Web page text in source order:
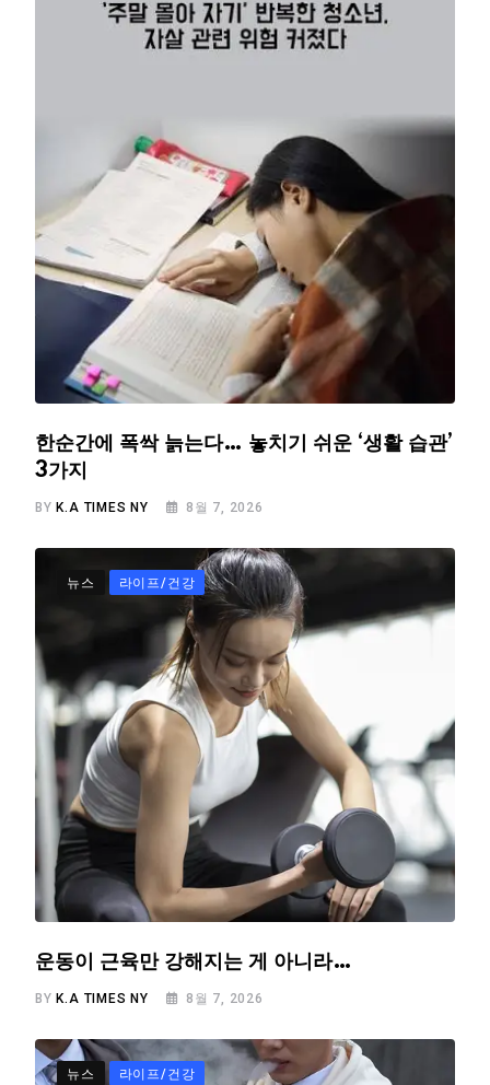
한순간에 폭싹 늙는다… 놓치기 쉬운 ‘생활 습관’
3가지
BY K.A TIMES NY 8월 7, 2026
뉴스 라이프/건강
운동이 근육만 강해지는 게 아니라…
BY K.A TIMES NY 8월 7, 2026
뉴스 라이프/건강